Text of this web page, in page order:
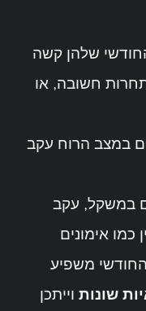
שלהן קשה
חשובה, או
במצב הרוח עקב
במשקל, עקב
כמו אימונים
החודשי משפיע
שונותוייתכן